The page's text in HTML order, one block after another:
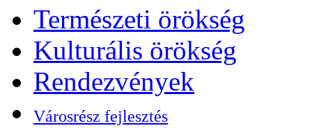
Természeti örökség
Kulturális örökség
Rendezvények
Városrész fejlesztés